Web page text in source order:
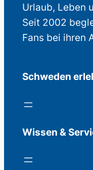
Urlaub, Leben
Seit 2002
Fans bei ihren
Schweden
Wissen &